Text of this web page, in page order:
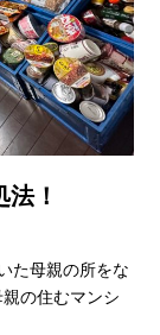
！
た母親の所をな
の住むマンシ